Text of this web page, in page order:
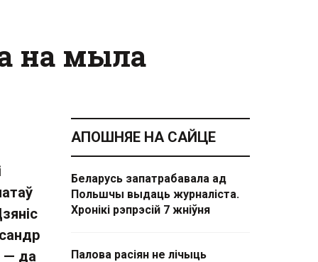
на мыла
— да
АПОШНЯЕ НА САЙЦЕ
Беларусь запатрабавала ад
Польшчы выдаць журналіста.
Хронікі рэпрэсій 7 жніўня
Палова расіян не лічыць